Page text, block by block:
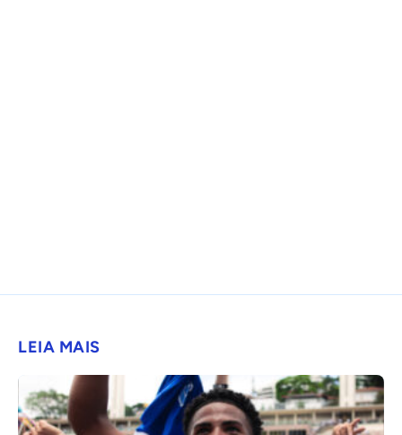
LEIA MAIS